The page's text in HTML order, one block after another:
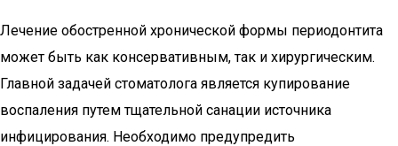
Лечение обостренной хронической формы периодонтита
может быть как консервативным, так и хирургическим.
Главной задачей стоматолога является купирование
воспаления путем тщательной санации источника
инфицирования. Необходимо предупредить